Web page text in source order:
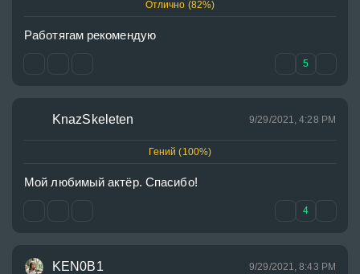
Отлично (82%)
Работягам рекомендую
5
KnazSkeleten 9/29/2021, 4:28 PM
Гений (100%)
Мой любимый актёр. Спасибо!
4
KEN0B1 9/29/2021, 8:43 PM